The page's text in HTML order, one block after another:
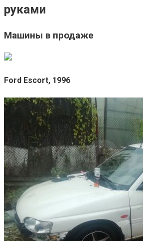
руками
Машины в продаже
Ford Escort, 1996